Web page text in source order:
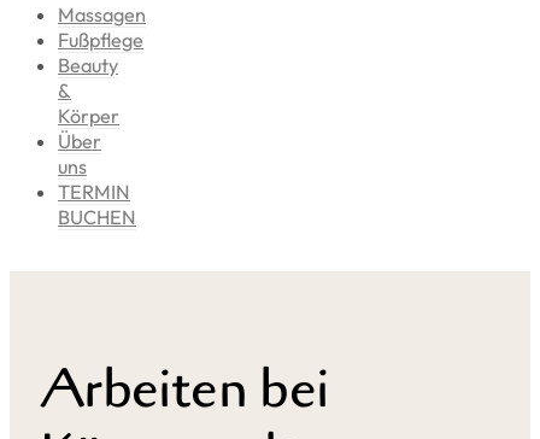
Massagen
Fußpflege
Beauty
&
Körper
Über
uns
TERMIN
BUCHEN
Arbeiten bei